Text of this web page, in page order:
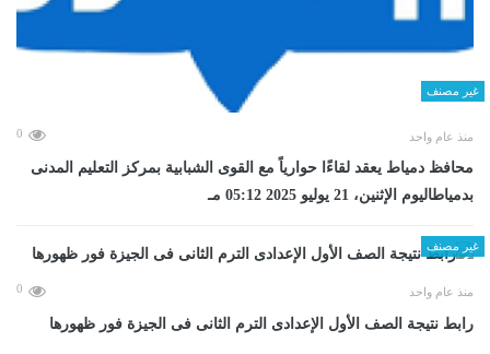
غير مصنف
منذ عام واحد 0
محافظ دمياط يعقد لقاءًا حوارياً مع القوى الشبابية بمركز التعليم المدنى
بدمياطاليوم الإثنين، 21 يوليو 2025 05:12 مـ
غير مصنف
منذ عام واحد 0
رابط نتيجة الصف الأول الإعدادى الترم الثانى فى الجيزة فور ظهورها